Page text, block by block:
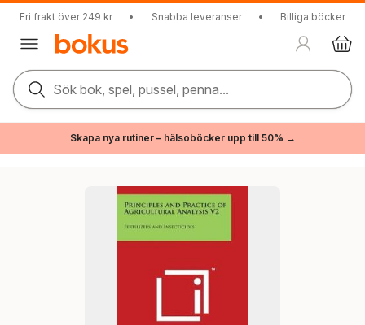
Fri frakt över 249 kr • Snabba leveranser • Billiga böcker
Sök bok, spel, pussel, penna...
Skapa nya rutiner – hälsoböcker upp till 50% →